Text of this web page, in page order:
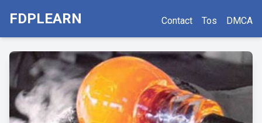
FDPLEARN Contact Tos DMCA